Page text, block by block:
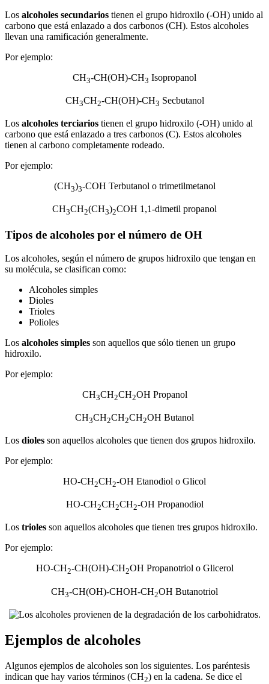
Los alcoholes secundarios tienen el grupo hidroxilo (-OH) unido al
carbono que está enlazado a dos carbonos (CH). Estos alcoholes
llevan una ramificación generalmente.
Por ejemplo:
CH3-CH(OH)-CH3 Isopropanol
CH3CH2-CH(OH)-CH3 Secbutanol
Los alcoholes terciarios tienen el grupo hidroxilo (-OH) unido al
carbono que está enlazado a tres carbonos (C). Estos alcoholes
tienen al carbono completamente rodeado.
Por ejemplo:
(CH3)3-COH Terbutanol o trimetilmetanol
CH3CH2(CH3)2COH 1,1-dimetil propanol
Tipos de alcoholes por el número de OH
Los alcoholes, según el número de grupos hidroxilo que tengan en
su molécula, se clasifican como:
Alcoholes simples
Dioles
Trioles
Polioles
Los alcoholes simples son aquellos que sólo tienen un grupo
hidroxilo.
Por ejemplo:
CH3CH2CH2OH Propanol
CH3CH2CH2CH2OH Butanol
Los dioles son aquellos alcoholes que tienen dos grupos hidroxilo.
Por ejemplo:
HO-CH2CH2-OH Etanodiol o Glicol
HO-CH2CH2CH2-OH Propanodiol
Los trioles son aquellos alcoholes que tienen tres grupos hidroxilo.
Por ejemplo:
HO-CH2-CH(OH)-CH2OH Propanotriol o Glicerol
CH3-CH(OH)-CHOH-CH2OH Butanotriol
Ejemplos de alcoholes
Algunos ejemplos de alcoholes son los siguientes. Los paréntesis
indican que hay varios términos (CH2) en la cadena. Se dice el